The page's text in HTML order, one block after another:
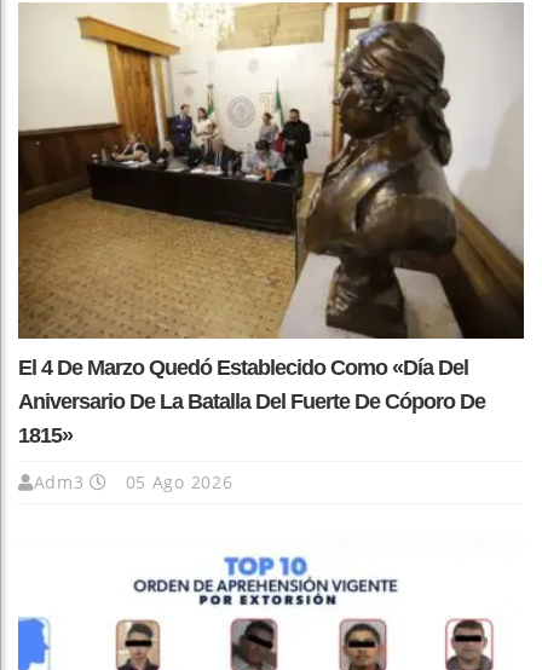
El 4 De Marzo Quedó Establecido Como «Día Del
Aniversario De La Batalla Del Fuerte De Cóporo De
1815»
Adm3 05 Ago 2026